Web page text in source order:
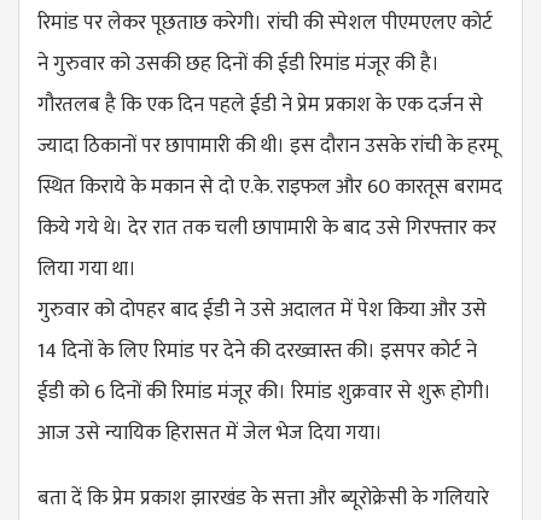
रिमांड पर लेकर पूछताछ करेगी। रांची की स्पेशल पीएमएलए कोर्ट
ने गुरुवार को उसकी छह दिनों की ईडी रिमांड मंजूर की है।
गौरतलब है कि एक दिन पहले ईडी ने प्रेम प्रकाश के एक दर्जन से
ज्यादा ठिकानों पर छापामारी की थी। इस दौरान उसके रांची के हरमू
स्थित किराये के मकान से दो ए.के. राइफल और 60 कारतूस बरामद
किये गये थे। देर रात तक चली छापामारी के बाद उसे गिरफ्तार कर
लिया गया था।
गुरुवार को दोपहर बाद ईडी ने उसे अदालत में पेश किया और उसे
14 दिनों के लिए रिमांड पर देने की दरख्वास्त की। इसपर कोर्ट ने
ईडी को 6 दिनों की रिमांड मंजूर की। रिमांड शुक्रवार से शुरू होगी।
आज उसे न्यायिक हिरासत में जेल भेज दिया गया।
बता दें कि प्रेम प्रकाश झारखंड के सत्ता और ब्यूरोक्रेसी के गलियारे